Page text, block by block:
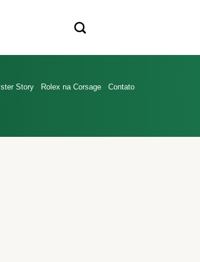
Story Rolex na Corsage Contato